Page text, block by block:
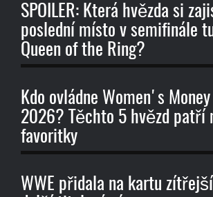
SPOILER: Která hvězda si
poslední místo v semifinále
Queen of the Ring?
Kdo ovládne Women's
2026? Těchto 5 hvězd patří
favoritky
WWE přidala na kartu